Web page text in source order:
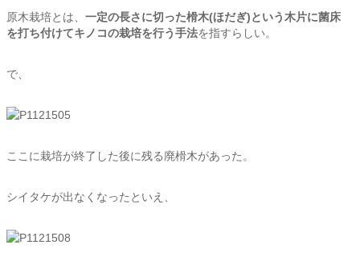
原木栽培とは、 一定の長さに切った榾木(ほだぎ)という木片に菌床
を打ち付けてキノコの栽培を行う手法を指すらしい。
で、
ここに栽培が終了した後に残る廃榾木があった。
シイタケが出なくなったといえ、